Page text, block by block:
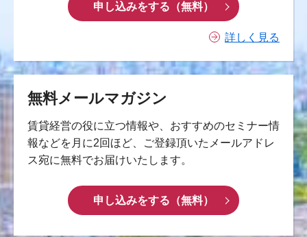
申し込みをする（無料）
詳しく見る
無料メールマガジン
賃貸経営の役に立つ情報や、おすすめのセミナー情
報などを月に2回ほど、ご登録頂いたメールアドレ
ス宛に無料でお届けいたします。
申し込みをする（無料）